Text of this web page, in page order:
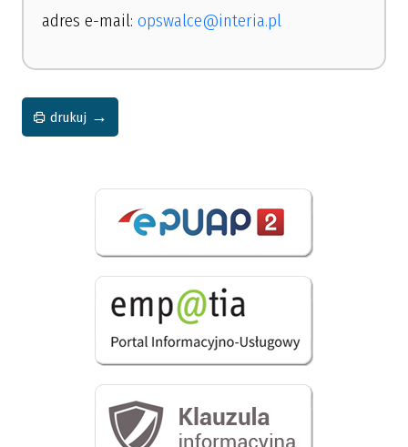
adres e-mail: opswalce@interia.pl
drukuj